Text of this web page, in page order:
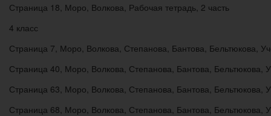
Страница 18, Моро, Волкова, Рабочая тетрадь, 2 часть
4 класс
Страница 7, Моро, Волкова, Степанова, Бантова, Бельтюкова,
Страница 40, Моро, Волкова, Степанова, Бантова, Бельтюкова,
Страница 63, Моро, Волкова, Степанова, Бантова, Бельтюкова,
Страница 68, Моро, Волкова, Степанова, Бантова, Бельтюкова,